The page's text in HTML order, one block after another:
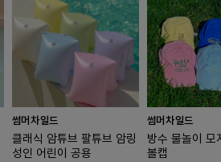
썸머차일드
클래식 암튜브 팔튜브 암링
성인 어린이 공용
썸머차일드
방수 물놀이 모
볼캡